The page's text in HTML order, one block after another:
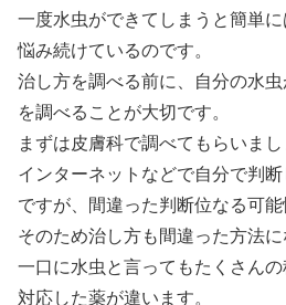
一度水虫ができてしまうと簡単
悩み続けているのです。
治し方を調べる前に、自分の水
を調べることが大切です。
まずは皮膚科で調べてもらいまし
インターネットなどで自分で判
ですが、間違った判断位なる可能
そのため治し方も間違った方法に
一口に水虫と言ってもたくさん
対応した薬が違います。